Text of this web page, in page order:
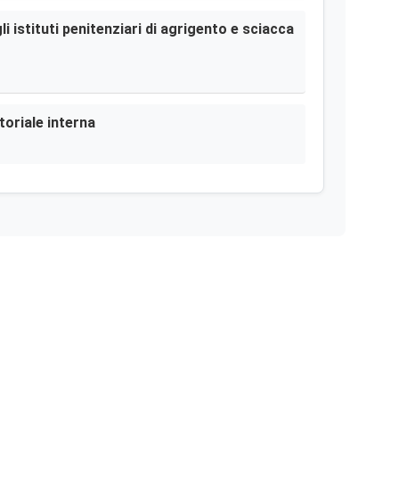
istituti penitenziari di agrigento e sciacca
interna